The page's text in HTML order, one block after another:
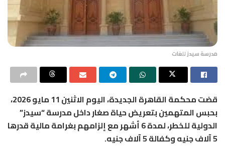
مدرسة سيدز للغات
قضت محكمة القاهرة الجديدة، اليوم الاثنين 11 مايو 2026،
بحبس المتهمين بتعريض حياة صغار داخل مدرسة “سيدز”
الدولية للخطر، لمدة 6 أشهر مع إلزامهم بغرامة مالية قدرها
5 آلاف جنيه وكفالة 5 آلاف جنيه.